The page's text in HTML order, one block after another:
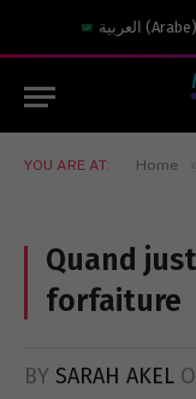
العربية (Arabe)
YOU ARE AT: Home
Quand
forfaiture
BY SARAH AKEL